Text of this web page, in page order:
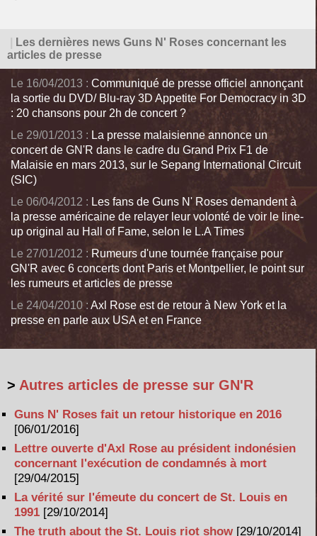
Les dernières news Guns N' Roses concernant les
articles de presse
Le 16/04/2013 : Communiqué de presse officiel annonçant
la sortie du DVD/ Blu-ray 3D Appetite For Democracy in 3D
: 20 chansons pour 2h de concert ?
Le 29/01/2013 : La presse malaisienne annonce un
concert de GN'R dans le cadre du Grand Prix F1 de
Malaisie en mars 2013, sur le Sepang International Circuit
(SIC)
Le 06/04/2012 : Les fans de Guns N' Roses demandent à
la presse américaine de relayer leur volonté de voir le line-
up original au Hall of Fame, selon le L.A Times
Le 27/01/2012 : Rumeurs d'une tournée française pour
GN'R avec 6 concerts dont Paris et Montpellier, le point sur
les rumeurs et articles de presse
Le 24/04/2010 : Axl Rose est de retour à New York et la
presse en parle aux USA et en France
> Autres articles de presse sur GN'R
Guns N' Roses fait un retour historique en 2016
[06/01/2016]
Lettre ouverte d'Axl Rose au président indonésien
concernant l'exécution de condamnés à mort
[29/04/2015]
La vérité sur l'émeute du concert de St. Louis en
1991 [29/10/2014]
The truth about the St. Louis riot show [29/10/2014]